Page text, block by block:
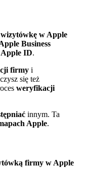
wizytówkę w Apple
Business
ID.
firmy i
się też
weryfikacji
innym. Ta
Apple.
firmy w Apple